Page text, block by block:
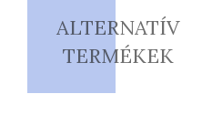
ALTERNATÍV
TERMÉKEK